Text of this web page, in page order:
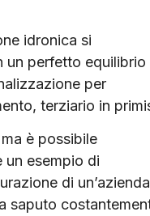
idronica si
un perfetto equilibrio
per
terziario in
è possibile
un esempio di
di un’azienda
saputo